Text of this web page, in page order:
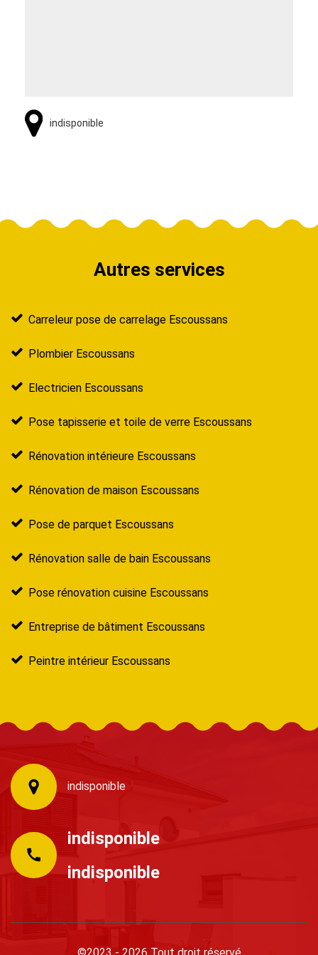
indisponible
Autres services
Carreleur pose de carrelage Escoussans
Plombier Escoussans
Electricien Escoussans
Pose tapisserie et toile de verre Escoussans
Rénovation intérieure Escoussans
Rénovation de maison Escoussans
Pose de parquet Escoussans
Rénovation salle de bain Escoussans
Pose rénovation cuisine Escoussans
Entreprise de bâtiment Escoussans
Peintre intérieur Escoussans
indisponible
indisponible
indisponible
©2023 - 2026 Tout droit réservé